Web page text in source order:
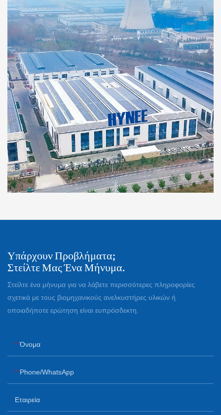
Υπάρχουν Προβλήματα;
Στείλτε Μας Ένα Μήνυμα.
Στείλτε ένα μήνυμα για να λάβετε περισσότερες πληροφορίες
σχετικά με τους βιομηχανικούς ανελκυστήρες υλικών ή
οποιαδήποτε ερώτηση είναι ευπρόσδεκτη.
Όνομα
Phone/whatsApp
Εταιρεία